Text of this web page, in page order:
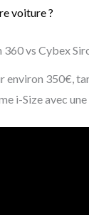
voiture ?
vs Cybex
350€,
i-Size avec